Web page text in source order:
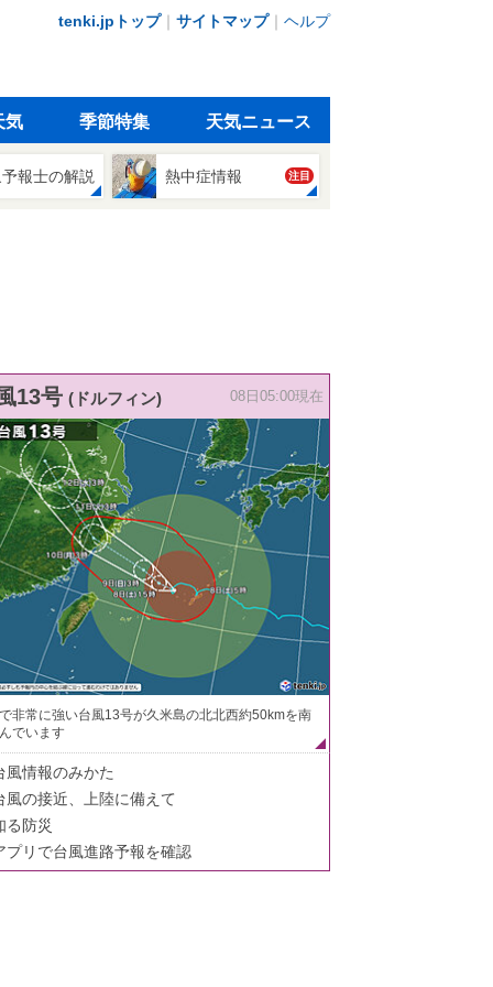
tenki.jpトップ｜ サイトマップ｜ ヘルプ
気 季節特集 天気ニュース
報士の解説 熱中症情報 注目
13号 (ドルフィン) 08日05:00現在
非常に強い台風13号が久米島の北北西約50kmを南
でいます
風情報のみかた
風の接近、上陸に備えて
る防災
プリで台風進路予報を確認